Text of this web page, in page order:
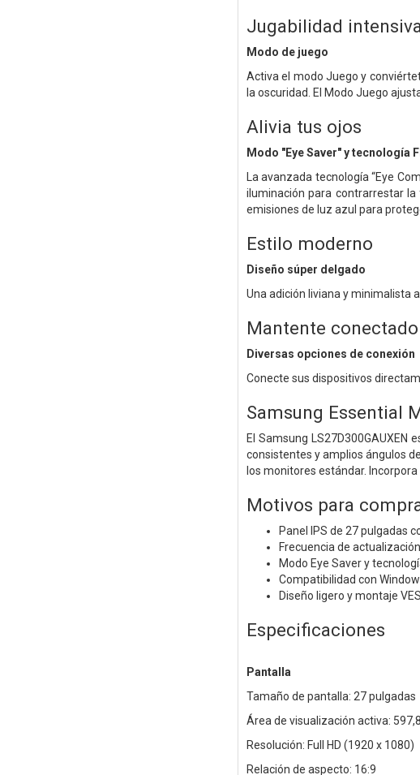
Jugabilidad
Modo de juego
Activa el modo Juego y
la oscuridad. El Modo Juego
Alivia tus ojos
Modo "Eye Saver" y tecnología
La avanzada tecnología “Eye
iluminación para contrarrestar
emisiones de luz azul para
Estilo moderno
Diseño súper delgado
Una adición liviana y minimalista
Mantente conectado
Diversas opciones de conexión
Conecte sus dispositivos
Samsung Essential
El Samsung
consistentes y amplios ángulos
los monitores estándar.
Motivos para
Panel IPS de 27 pulgadas
Frecuencia de
Modo Eye Saver y
Compatibilidad con
Diseño ligero y montaje
Especificaciones
Pantalla
Tamaño de pantalla: 27 pulgadas
Área de visualización activa:
Resolución: Full HD (1920 x 1080)
Relación de aspecto: 16:9